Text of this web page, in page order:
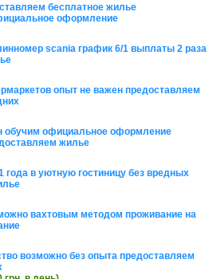
бесплатное жилье
оформление
scania график 6/1 выплаты 2 раза
опыт не важен предоставляем
обучим официальное оформление
жилье
года в уютную гостиницу без вредных
вахтовым методом проживание на
возможно без опыта предоставляем